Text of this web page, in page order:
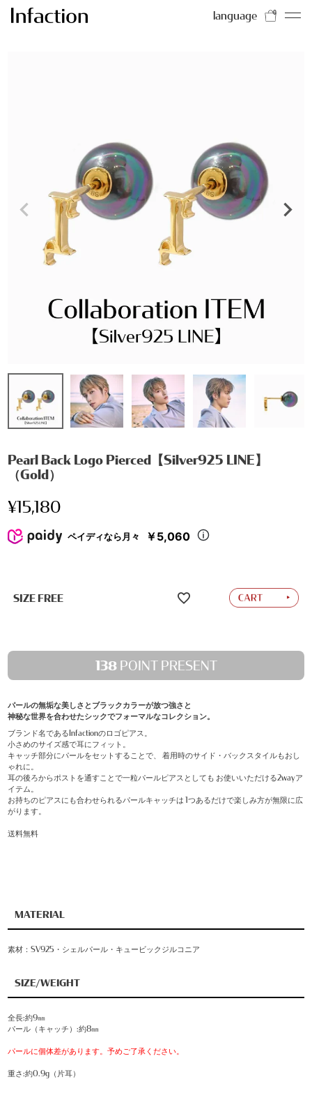
language 0
Pearl Back Logo Pierced【Silver925 LINE】
（Gold）
¥15,180
ペイディなら月々 ￥5,060
SIZE FREE
138 POINT PRESENT
パールの無垢な美しさとブラックカラーが放つ強さと
神秘な世界を合わせたシックでフォーマルなコレクション。
ブランド名であるInfactionのロゴピアス。
小さめのサイズ感で耳にフィット。
キャッチ部分にパールをセットすることで、 着用時のサイド・バックスタイルもおし
ゃれに。
耳の後ろからポストを通すことで一粒パールピアスとしても お使いいただける2wayア
イテム。
お持ちのピアスにも合わせられるパールキャッチは 1つあるだけで楽しみ方が無限に広
がります。
送料無料
MATERIAL
素材：SV925・シェルパール・キュービックジルコニア
SIZE/WEIGHT
全長:約9㎜
パール（キャッチ）:約8㎜
パールに個体差があります。予めご了承ください。
重さ:約0.9g（片耳）